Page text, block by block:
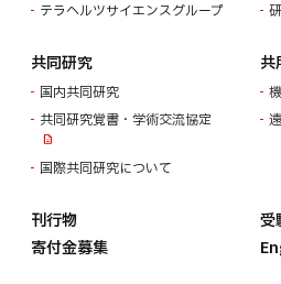
テラヘルツサイエンスグループ
共同研究
国内共同研究
共同研究覚書・学術交流協定
国際共同研究について
共
刊行物
受
寄付金募集